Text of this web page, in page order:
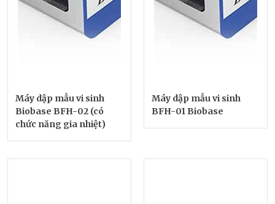
Máy dập mẫu vi sinh
Biobase BFH-02 (có
chức năng gia nhiệt)
Máy dập mẫu vi sinh
BFH-01 Biobase